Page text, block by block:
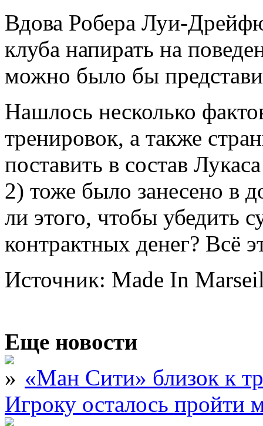
Вдова Робера Луи-
клуба напирать на
можно было бы
Нашлось несколько
тренировок, а также
поставить в состав
2) тоже было занесено в
ли этого, чтобы убедить
контрактных денег? Всё
Источник: Made In
Еще новости
«Ман Сити» близок к
Игроку осталось